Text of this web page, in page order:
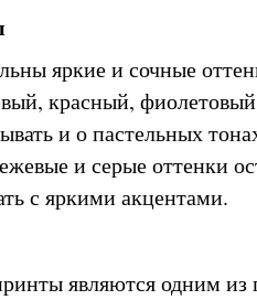
яркие и сочные
красный,
и о пастельных
и серые оттенки
с яркими акцентами.
являются одним из